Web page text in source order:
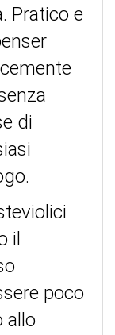
Pratico e
di
il
poco
allo